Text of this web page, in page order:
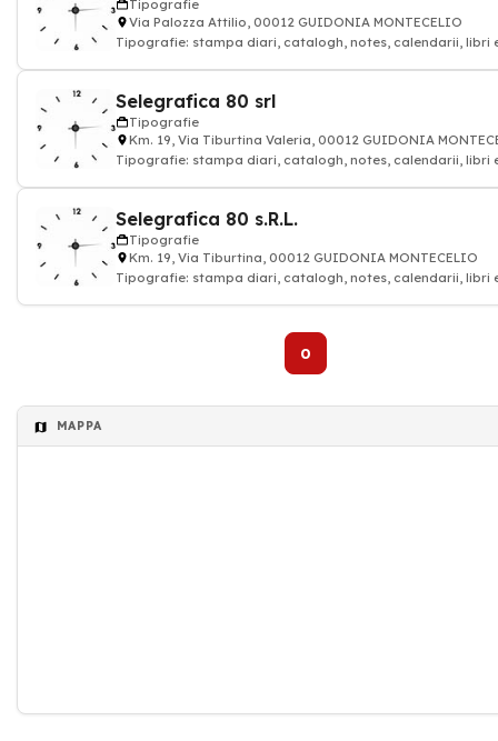
Tipografie
Via Palozza Attilio, 00012 GUIDONIA MONTECELIO
Tipografie: stampa diari, catalogh, notes, calendarii, libri
Selegrafica 80 srl
Tipografie
Km. 19, Via Tiburtina Valeria, 00012 GUIDONIA
Tipografie: stampa diari, catalogh, notes, calendarii, libri
Selegrafica 80 s.R.L.
Tipografie
Km. 19, Via Tiburtina, 00012 GUIDONIA MONTECELIO
Tipografie: stampa diari, catalogh, notes, calendarii, libri
0
MAPPA